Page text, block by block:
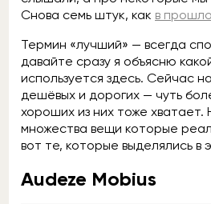
Снова семь штук, как в
Термин «лучший» — всегда
давайте сразу я объясню
используется здесь. Сейчас
дешёвых и дорогих — чуть
хороших из них тоже хватает.
множества вещи которые
вот те, которые выделялись в
Audeze Mobius